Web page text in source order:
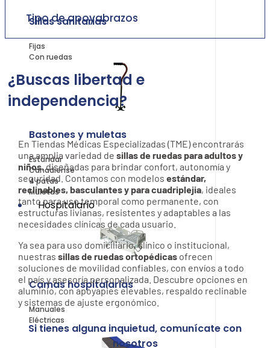
Sillas sanitarias
Fijas
Con ruedas
Bastones y muletas
Estándar
Canadiense
4 patas
Muletas
Hospitalario
Camas hospitalarias
Manuales
Eléctricas
Tipo de apoyabrazos
¿Buscas libertad e
independencia?
En Tiendas Médicas Especializadas (TME) encontrarás
una amplia variedad de sillas de ruedas para adultos y
niños, diseñadas para brindar confort, autonomía y
seguridad. Contamos con modelos estándar,
reclinables, basculantes y para cuadriplejia, ideales
tanto para uso temporal como permanente, con
estructuras livianas, resistentes y adaptables a las
necesidades clínicas de cada usuario.
Ya sea para uso domiciliario, clínico o institucional,
nuestras sillas de ruedas ortopédicasofrecen
soluciones de movilidad confiables, con envíos a todo
el país y asesoría personalizada. Descubre opciones en
aluminio, con apoyapies elevables, respaldo reclinable
y sistemas de ajuste ergonómico.
Si tienes alguna inquietud, comunícate con
nosotros